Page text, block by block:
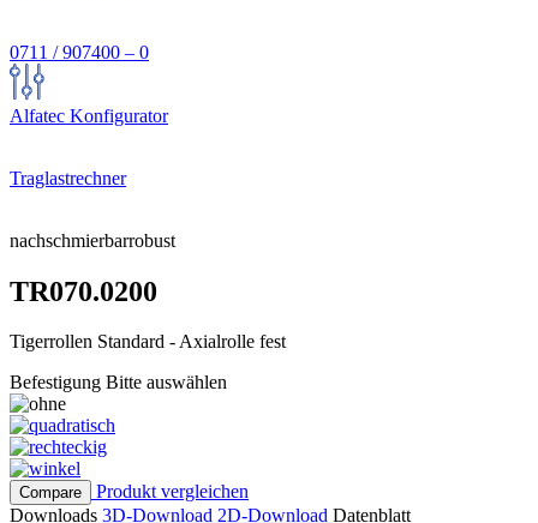
0711 / 907400 – 0
Alfatec Konfigurator
Traglastrechner
nachschmierbarrobust
TR070.0200
Tigerrollen Standard - Axialrolle fest
Befestigung Bitte auswählen
Compare
Produkt vergleichen
Downloads 3D-Download 2D-Download Datenblatt